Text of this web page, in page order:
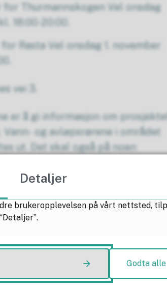
for Thurmannskogen Vel onsdag
18:00-20:00.
Rasta Vel onsdag 1. november
vei 3.
er å gi informasjon om
og avløpsrørene i området
ut. Det skal også på noen
Etter gjennomgangen av
konkludere i enkeltsaker under
spørsmål du gjerne vil at vi skal
du sende det til en av
Detaljer
brukeropplevelsen på vårt nettsted,
Godta alle